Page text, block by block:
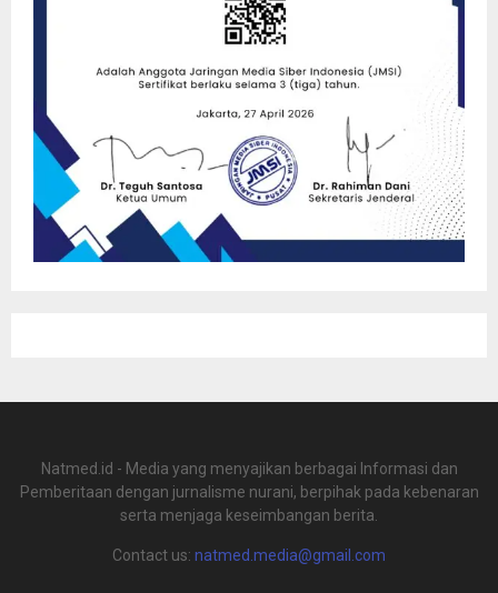
Natmed.id - Media yang menyajikan berbagai Informasi dan
Pemberitaan dengan jurnalisme nurani, berpihak pada kebenaran
serta menjaga keseimbangan berita.
Contact us: natmed.media@gmail.com